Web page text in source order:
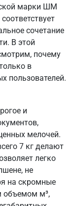
марки ШМ
сочетание
В этой
почему
в
пользователей.
и
мелочей.
7 кг делают
легко
не
на скромные
объемом м³,